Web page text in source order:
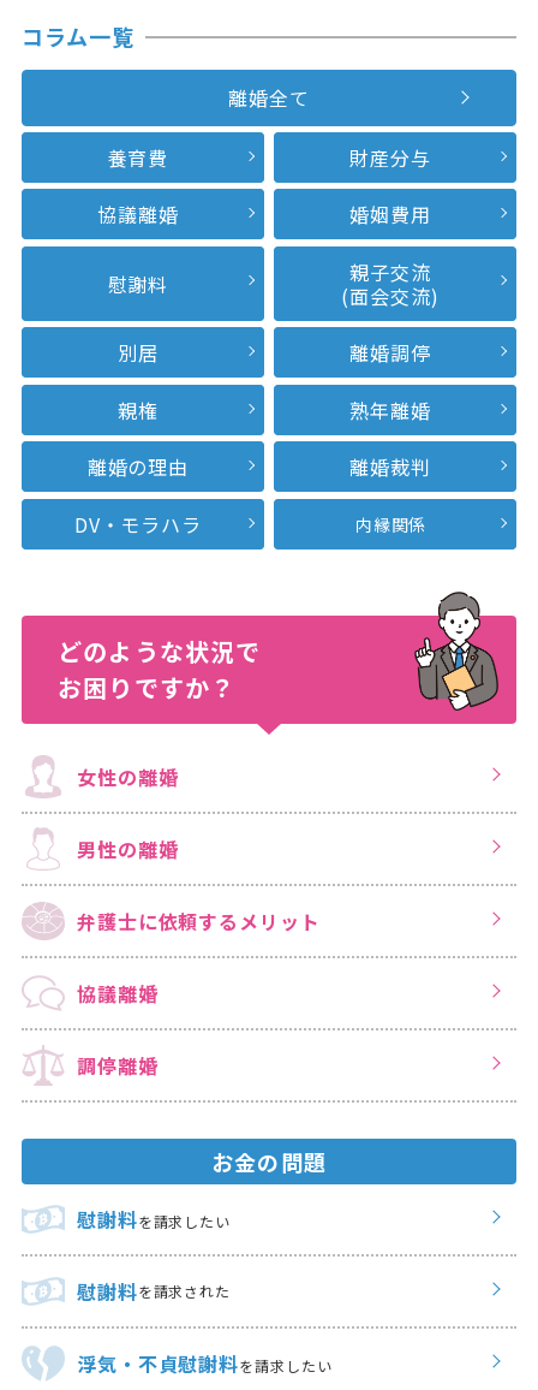
コラム一覧
離婚全て
養育費
財産分与
協議離婚
婚姻費用
慰謝料
親子交流
(面会交流)
別居
離婚調停
親権
熟年離婚
離婚の理由
離婚裁判
DV・モラハラ
内縁関係
どのような状況で
お困りですか？
女性の離婚
男性の離婚
弁護士に依頼するメリット
協議離婚
調停離婚
お金の問題
慰謝料を請求したい
慰謝料を請求された
浮気・不貞慰謝料を請求したい